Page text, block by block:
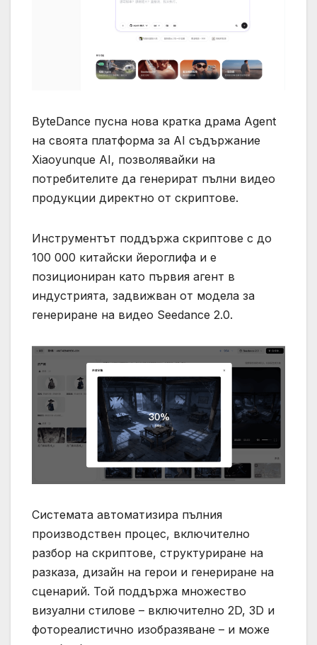
ByteDance пусна нова кратка драма Agent
на своята платформа за AI съдържание
Xiaoyunque AI, позволявайки на
потребителите да генерират пълни видео
продукции директно от скриптове.
Инструментът поддържа скриптове с до
100 000 китайски йероглифа и е
позициониран като първия агент в
индустрията, задвижван от модела за
генериране на видео Seedance 2.0.
Системата автоматизира пълния
производствен процес, включително
разбор на скриптове, структуриране на
разказа, дизайн на герои и генериране на
сценарий. Той поддържа множество
визуални стилове – включително 2D, 3D и
фотореалистично изобразяване – и може